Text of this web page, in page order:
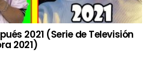
2021 (Serie de Televisión
2021)